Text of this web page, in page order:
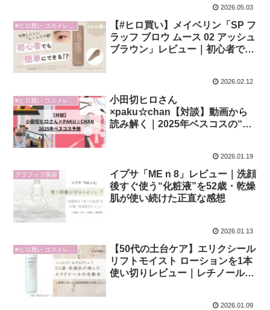
2026.05.03
【#ヒロ買い】メイベリン「SP フ
ラッフ ブロウ ムース 02 アッシュ
ブラウン」レビュー｜初心者でも
2026.02.12
小田切ヒロさん
×paku☆chan【対談】動画から
読み解く｜2025年ベスコスの“も
2026.01.19
アラフィフ美容
イプサ「ME n 8」レビュー｜洗顔
後すぐ使う“化粧液”を52歳・乾燥
肌が使い続けた正直な感想
2026.01.13
【50代の土台ケア】エリクシール
リフトモイスト ローションを1本
使い切りレビュー｜レチノールと
2026.01.09